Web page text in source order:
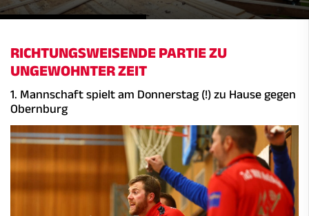
RICHTUNGSWEISENDE PARTIE ZU
UNGEWOHNTER ZEIT
1. Mannschaft spielt am Donnerstag (!) zu Hause gegen
Obernburg